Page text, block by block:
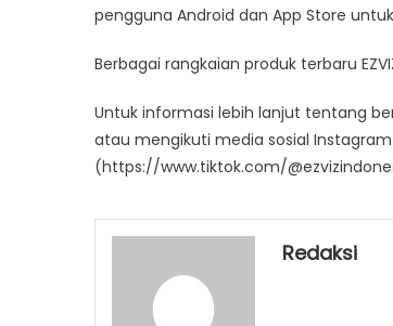
pengguna Android dan App Store
Berbagai rangkaian produk terbaru
Untuk informasi lebih lanjut tentang
atau mengikuti media sosial
(https://www.tiktok.com/
Redaksi